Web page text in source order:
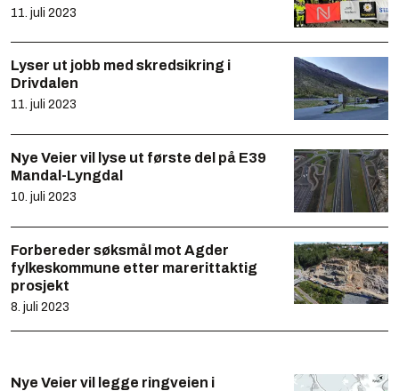
11. juli 2023
Lyser ut jobb med skredsikring i
Drivdalen
11. juli 2023
Nye Veier vil lyse ut første del på E39
Mandal-Lyngdal
10. juli 2023
Forbereder søksmål mot Agder
fylkeskommune etter marerittaktig
prosjekt
8. juli 2023
Nye Veier vil legge ringveien i